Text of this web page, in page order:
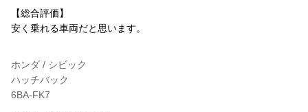
【総合評価】
安く乗れる車両だと思います。
ホンダ / シビック
ハッチバック
6BA-FK7